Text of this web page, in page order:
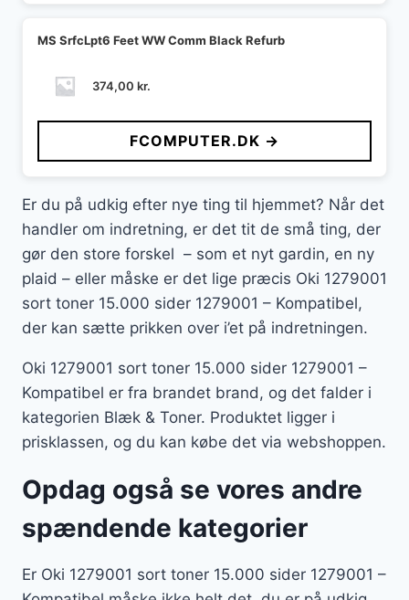
MS SrfcLpt6 Feet WW Comm Black Refurb
374,00 kr.
FCOMPUTER.DK →
Er du på udkig efter nye ting til hjemmet? Når det
handler om indretning, er det tit de små ting, der
gør den store forskel – som et nyt gardin, en ny
plaid – eller måske er det lige præcis Oki 1279001
sort toner 15.000 sider 1279001 – Kompatibel,
der kan sætte prikken over i’et på indretningen.
Oki 1279001 sort toner 15.000 sider 1279001 –
Kompatibel er fra brandet brand, og det falder i
kategorien Blæk & Toner. Produktet ligger i
prisklassen, og du kan købe det via webshoppen.
Opdag også se vores andre
spændende kategorier
Er Oki 1279001 sort toner 15.000 sider 1279001 –